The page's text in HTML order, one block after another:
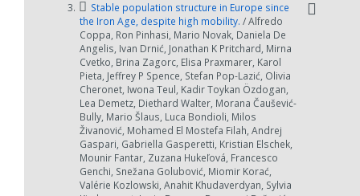
3.
Stable population structure in Europe since
the Iron Age, despite high mobility. / Alfredo
Coppa, Ron Pinhasi, Mario Novak, Daniela De
Angelis, Ivan Drnić, Jonathan K Pritchard, Mirna
Cvetko, Brina Zagorc, Elisa Praxmarer, Karol
Pieta, Jeffrey P Spence, Stefan Pop-Lazić, Olivia
Cheronet, Iwona Teul, Kadir Toykan Özdogan,
Lea Demetz, Diethard Walter, Morana Čaušević-
Bully, Mario Šlaus, Luca Bondioli, Milos
Živanović, Mohamed El Mostefa Filah, Andrej
Gaspari, Gabriella Gasperetti, Kristian Elschek,
Mounir Fantar, Zuzana Hukeľová, Francesco
Genchi, Snežana Golubović, Miomir Korać,
Valérie Kozlowski, Anahit Khudaverdyan, Sylvia